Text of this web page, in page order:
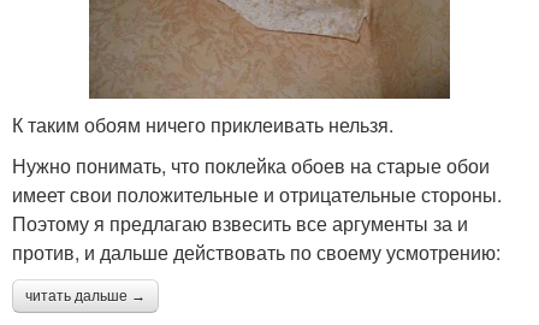
К таким обоям ничего приклеивать нельзя.
Нужно понимать, что поклейка обоев на старые обои
имеет свои положительные и отрицательные стороны.
Поэтому я предлагаю взвесить все аргументы за и
против, и дальше действовать по своему усмотрению:
читать дальше →